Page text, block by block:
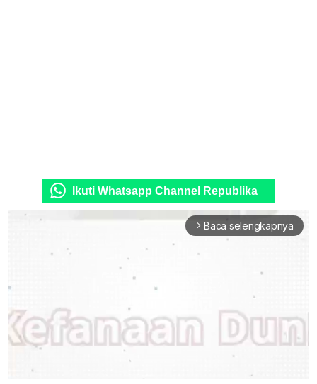
Ikuti Whatsapp Channel Republika
arrow_forward_ios Baca selengkapnya